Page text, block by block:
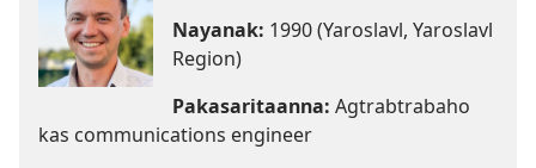
Nayanak: 1990 (Yaroslavl, Yaroslavl
Region)
Pakasaritaanna: Agtrabtrabaho
kas communications engineer